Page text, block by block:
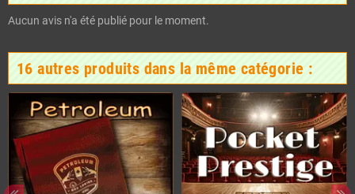
Aucun avis n'a été publié pour le moment.
16 autres produits dans la même catégorie :